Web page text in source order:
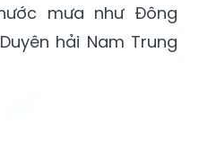
mưa như Đông
hải Nam Trung